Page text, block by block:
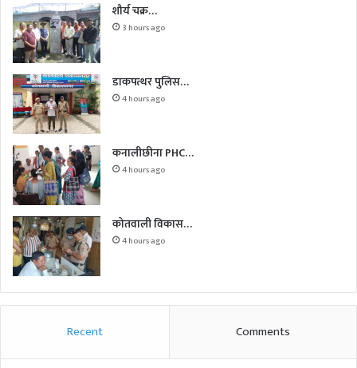
शौर्य चक्र…
3 hours ago
डाकपत्थर पुलिस…
4 hours ago
कनालीछीना PHC…
4 hours ago
कोतवाली विकास…
4 hours ago
Recent Comments